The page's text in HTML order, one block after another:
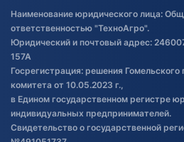
Обработка файлов cookie
Постановка транспорта на учет
Обновления в ЭПТС 2024
Наименование юридического лица:
ответственностью "ТехноАгро".
Юридический и почтовый адрес:
157А
Госрегистрация: решения Гомельского
комитета от 10.05.2023 г.,
в Едином государственном регистре
индивидуальных предпринимателей.
Свидетельство о государственной